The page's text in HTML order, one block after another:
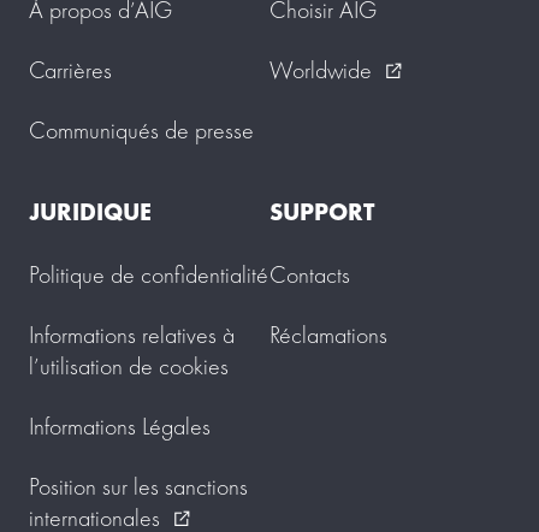
À propos d’AIG
Carrières
Communiqués de presse
Choisir AIG
Worldwide
external_link
JURIDIQUE
Politique de confidentialité
Informations relatives à
l’utilisation de cookies
Informations Légales
Position sur les sanctions
internationales
external_link
SUPPORT
Contacts
Réclamations